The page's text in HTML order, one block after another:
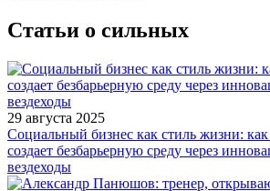
Статьи о сильных
29 августа 2025
Социальный бизнес как стиль жизни:
создает безбарьерную среду через
вездеходы